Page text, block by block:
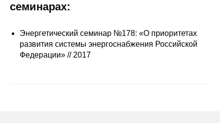
Общие требования
семинарах:
Энергетический семинар №178: «О приоритетах
развития системы энергоснабжения Российской
Федерации» // 2017